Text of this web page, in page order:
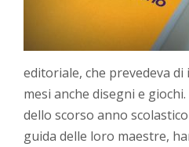
editoriale, che prevedeva
mesi anche disegni e
dello scorso anno
guida delle loro maestre,